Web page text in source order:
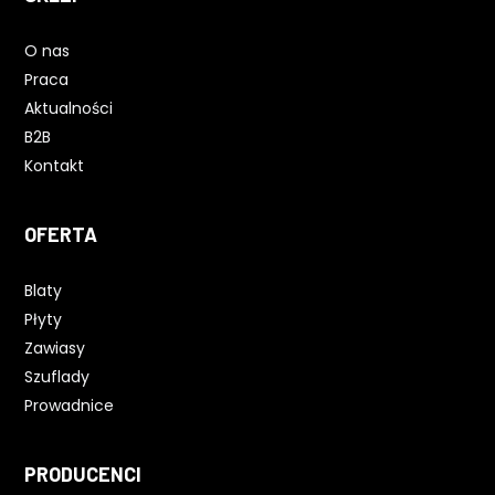
O nas
Praca
Aktualności
B2B
Kontakt
OFERTA
Blaty
Płyty
Zawiasy
Szuflady
Prowadnice
PRODUCENCI